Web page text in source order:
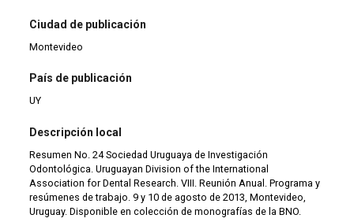
Ciudad de publicación
Montevideo
País de publicación
UY
Descripción local
Resumen No. 24 Sociedad Uruguaya de Investigación
Odontológica. Uruguayan Division of the International
Association for Dental Research. VIII. Reunión Anual. Programa y
resúmenes de trabajo. 9 y 10 de agosto de 2013, Montevideo,
Uruguay. Disponible en colección de monografías de la BNO.